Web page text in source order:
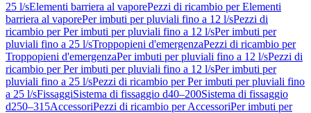
25 l/sElementi barriera al vaporePezzi di ricambio per Elementi
barriera al vaporePer imbuti per pluviali fino a 12 l/sPezzi di
ricambio per Per imbuti per pluviali fino a 12 l/sPer imbuti per
pluviali fino a 25 l/sTroppopieni d'emergenzaPezzi di ricambio per
Troppopieni d'emergenzaPer imbuti per pluviali fino a 12 l/sPezzi di
ricambio per Per imbuti per pluviali fino a 12 l/sPer imbuti per
pluviali fino a 25 l/sPezzi di ricambio per Per imbuti per pluviali fino
a 25 l/sFissaggiSistema di fissaggio d40–200Sistema di fissaggio
d250–315AccessoriPezzi di ricambio per AccessoriPer imbuti per